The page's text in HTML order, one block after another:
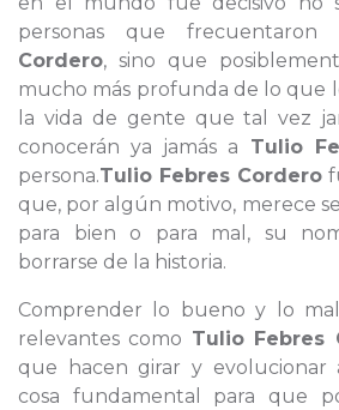
personas que
Cordero, sino que
mucho más profunda de lo que
la vida de gente que tal vez
conocerán ya jamás a Tulio
persona.Tulio Febres Cordero
que, por algún motivo, merece
para bien o para mal, su
borrarse de la historia.
Comprender lo bueno y lo
relevantes como Tulio Febres
que hacen girar y evolucionar
cosa fundamental para que